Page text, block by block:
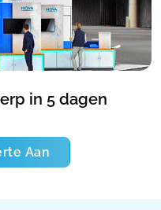
in 5 dagen
Aan